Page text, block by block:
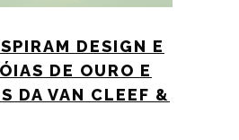
DESIGN E
DE OURO E
DA VAN CLEEF &